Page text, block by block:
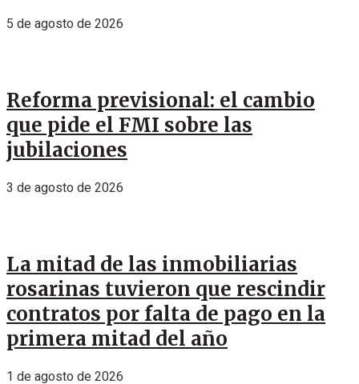
5 de agosto de 2026
Reforma previsional: el cambio
que pide el FMI sobre las
jubilaciones
3 de agosto de 2026
La mitad de las inmobiliarias
rosarinas tuvieron que rescindir
contratos por falta de pago en la
primera mitad del año
1 de agosto de 2026